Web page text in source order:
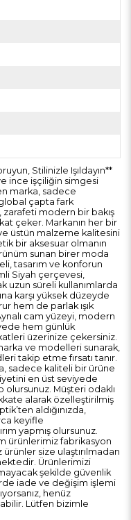
Stilinizle Işıldayın**
ince işçiliğin simgesi
marka, sadece
çapta fark
modern bir bakış
çeker. Markanın her bir
üstün malzeme kalitesini
bir aksesuar olmanın
sunan birer moda
tasarım ve konforun
Siyah çerçevesi,
uzun süreli kullanımlarda
karşı yüksek düzeyde
hem de parlak ışık
cam yüzeyi, modern
hem günlük
üzerinize çekersiniz.
ve modelleri sunarak,
takip etme fırsatı tanır.
sadece kaliteli bir ürüne
en üst seviyede
Müşteri odaklı
alarak özelleştirilmiş
aldığınızda,
keyifle
yapmış olursunuz.
ürünlerimiz fabrikasyon
ürünler size ulaştırılmadan
Ürünlerimizi
şekilde güvenlik
iade ve değişim işlemi
henüz
Lütfen bizimle